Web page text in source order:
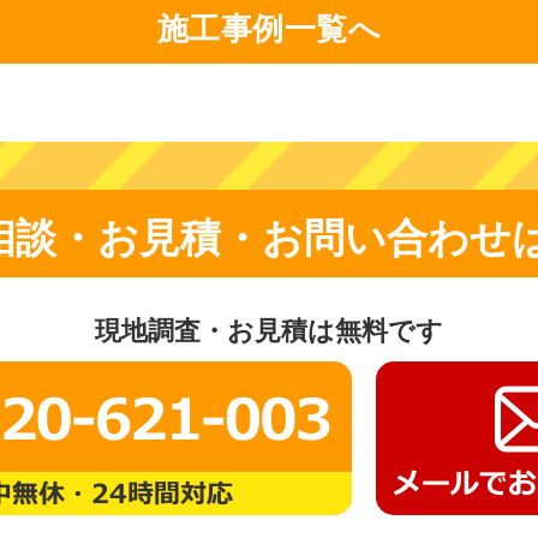
施工事例一覧へ
談・お見積・お問い合わせ
現地調査・お見積は無料です